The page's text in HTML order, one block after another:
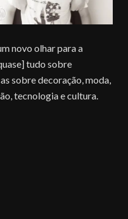
novo olhar para a
tudo sobre
sobre decoração, moda,
tecnologia e cultura.